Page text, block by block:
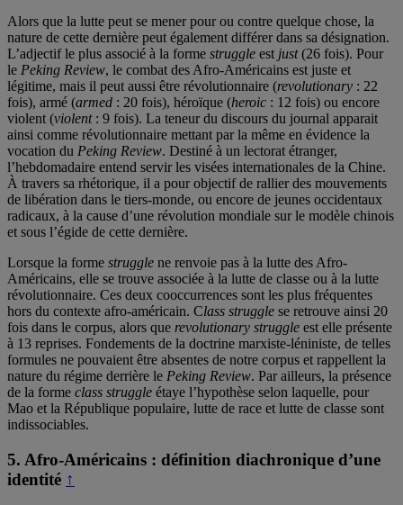
Alors que la lutte peut se mener pour ou contre quelque chose, la
nature de cette dernière peut également différer dans sa désignation.
L’adjectif le plus associé à la forme struggle est just(26 fois). Pour
le Peking Review, le combat des Afro-Américains est juste et
légitime, mais il peut aussi être révolutionnaire (revolutionary : 22
fois), armé (armed : 20 fois), héroïque (heroic : 12 fois) ou encore
violent (violent : 9 fois). La teneur du discours du journal apparait
ainsi comme révolutionnaire mettant par la même en évidence la
vocation du Peking Review. Destiné à un lectorat étranger,
l’hebdomadaire entend servir les visées internationales de la Chine.
À travers sa rhétorique, il a pour objectif de rallier des mouvements
de libération dans le tiers-monde, ou encore de jeunes occidentaux
radicaux, à la cause d’une révolution mondiale sur le modèle chinois
et sous l’égide de cette dernière.
Lorsque la forme struggle ne renvoie pas à la lutte des Afro-
Américains, elle se trouve associée à la lutte de classe ou à la lutte
révolutionnaire. Ces deux cooccurrences sont les plus fréquentes
hors du contexte afro-américain. Class struggle se retrouve ainsi 20
fois dans le corpus, alors que revolutionary struggle est elle présente
à 13 reprises. Fondements de la doctrine marxiste-léniniste, de telles
formules ne pouvaient être absentes de notre corpus et rappellent la
nature du régime derrière le Peking Review. Par ailleurs, la présence
de la forme class struggle étaye l’hypothèse selon laquelle, pour
Mao et la République populaire, lutte de race et lutte de classe sont
indissociables.
5. Afro-Américains : définition diachronique d’une
identité ↑